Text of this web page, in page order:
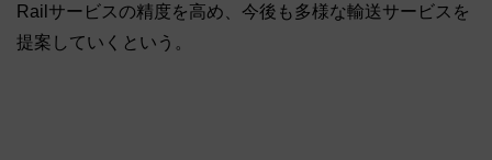
Railサービスの精度を高め、今後も多様な輸送サービスを
提案していくという。